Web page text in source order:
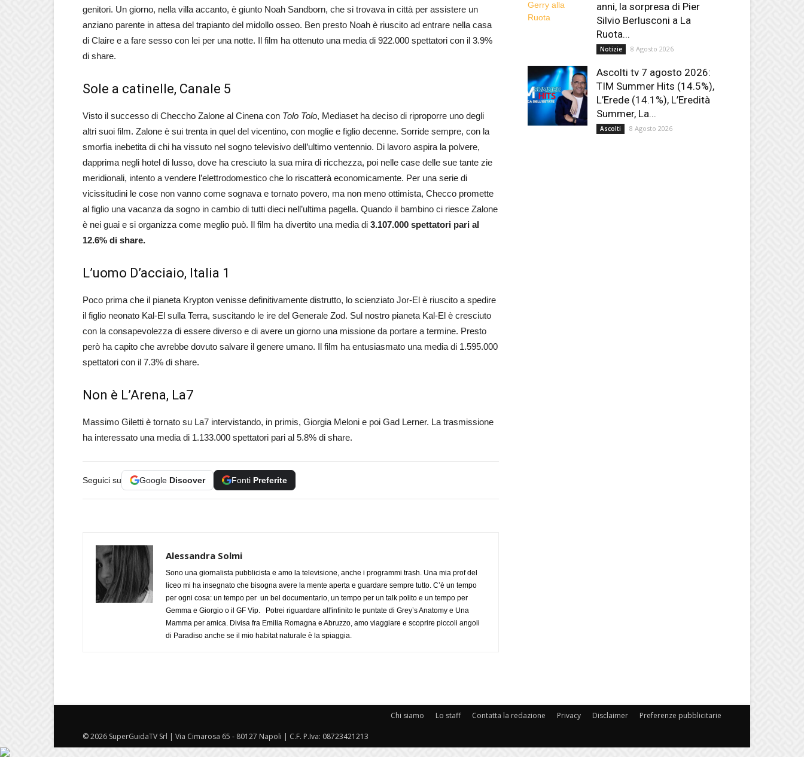
genitori. Un giorno, nella villa accanto, è giunto Noah Sandborn, che si trovava in città per assistere un
anziano parente in attesa del trapianto del midollo osseo. Ben presto Noah è riuscito ad entrare nella casa
di Claire e a fare sesso con lei per una notte. Il film ha ottenuto una media di 922.000 spettatori con il 3.9%
di share.
Sole a catinelle, Canale 5
Visto il successo di Checcho Zalone al Cinena con Tolo Tolo, Mediaset ha deciso di riproporre uno degli
altri suoi film. Zalone è sui trenta in quel del vicentino, con moglie e figlio decenne. Sorride sempre, con la
smorfia inebetita di chi ha vissuto nel sogno televisivo dell’ultimo ventennio. Di lavoro aspira la polvere,
dapprima negli hotel di lusso, dove ha cresciuto la sua mira di ricchezza, poi nelle case delle sue tante zie
meridionali, intento a vendere l’elettrodomestico che lo riscatterà economicamente. Per una serie di
vicissitudini le cose non vanno come sognava e tornato povero, ma non meno ottimista, Checco promette
al figlio una vacanza da sogno in cambio di tutti dieci nell’ultima pagella. Quando il bambino ci riesce Zalone
è nei guai e si organizza come meglio può. Il film ha divertito una media di 3.107.000 spettatori pari al
12.6% di share.
L’uomo D’acciaio, Italia 1
Poco prima che il pianeta Krypton venisse definitivamente distrutto, lo scienziato Jor-El è riuscito a spedire
il figlio neonato Kal-El sulla Terra, suscitando le ire del Generale Zod. Sul nostro pianeta Kal-El è cresciuto
con la consapevolezza di essere diverso e di avere un giorno una missione da portare a termine. Presto
però ha capito che avrebbe dovuto salvare il genere umano. Il film ha entusiasmato una media di 1.595.000
spettatori con il 7.3% di share.
Non è L’Arena, La7
Massimo Giletti è tornato su La7 intervistando, in primis, Giorgia Meloni e poi Gad Lerner. La trasmissione
ha interessato una media di 1.133.000 spettatori pari al 5.8% di share.
Seguici su Google Discover Fonti Preferite
Alessandra Solmi
Sono una giornalista pubblicista e amo la televisione, anche i programmi trash. Una mia prof del
liceo mi ha insegnato che bisogna avere la mente aperta e guardare sempre tutto. C’è un tempo
per ogni cosa: un tempo per un bel documentario, un tempo per un talk polito e un tempo per
Gemma e Giorgio o il GF Vip. Potrei riguardare all'infinito le puntate di Grey’s Anatomy e Una
Mamma per amica. Divisa fra Emilia Romagna e Abruzzo, amo viaggiare e scoprire piccoli angoli
di Paradiso anche se il mio habitat naturale è la spiaggia.
anni, la sorpresa di Pier
Silvio Berlusconi a La
Ruota...
Notizie 8 Agosto 2026
Ascolti tv 7 agosto 2026:
TIM Summer Hits (14.5%),
L’Erede (14.1%), L’Eredità
Summer, La...
Ascolti 8 Agosto 2026
Chi siamo Lo staff Contatta la redazione Privacy Disclaimer Preferenze pubblicitarie
© 2026 SuperGuidaTV Srl | Via Cimarosa 65 - 80127 Napoli | C.F. P.Iva: 08723421213